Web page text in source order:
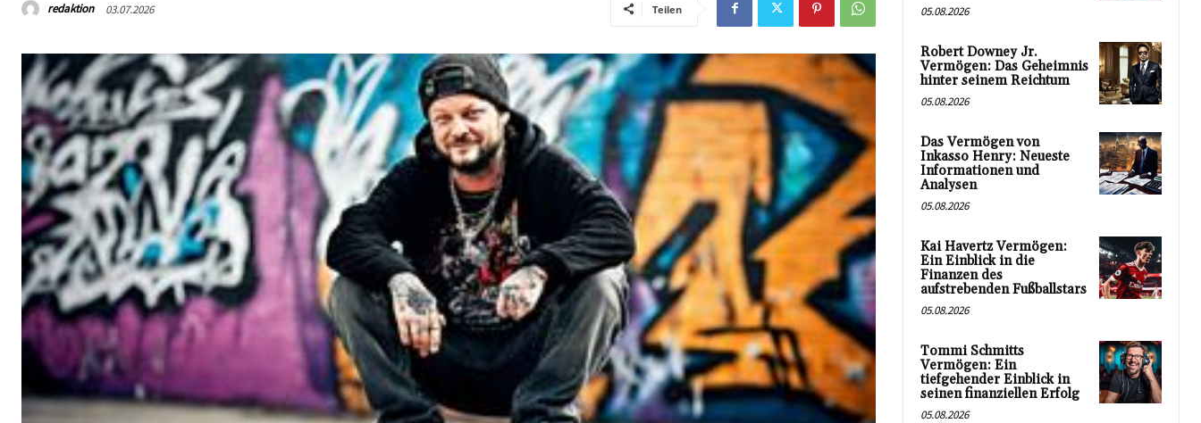
redaktion 03.07.2026 Teilen 05.08.2026
Robert Downey Jr.
Vermögen: Das Geheimnis
hinter seinem Reichtum
05.08.2026
Das Vermögen von
Inkasso Henry: Neueste
Informationen und
Analysen
05.08.2026
Kai Havertz Vermögen:
Ein Einblick in die
Finanzen des
aufstrebenden Fußballstars
05.08.2026
Tommi Schmitts
Vermögen: Ein
tiefgehender Einblick in
seinen finanziellen Erfolg
05.08.2026